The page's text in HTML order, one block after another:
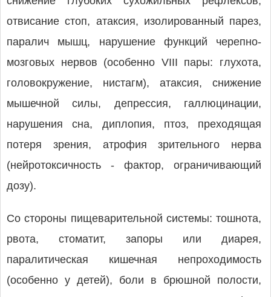
отвисание стоп, атаксия, изолированный парез,
паралич мышц, нарушение функций черепно-
мозговых нервов (особенно VIII пары: глухота,
головокружение, нистагм), атаксия, снижение
мышечной силы, депрессия, галлюцинации,
нарушения сна, диплопия, птоз, преходящая
потеря зрения, атрофия зрительного нерва
(нейротоксичность - фактор, ограничивающий
дозу).
Со стороны пищеварительной системы: тошнота,
рвота, стоматит, запоры или диарея,
паралитическая кишечная непроходимость
(особенно у детей), боли в брюшной полости,